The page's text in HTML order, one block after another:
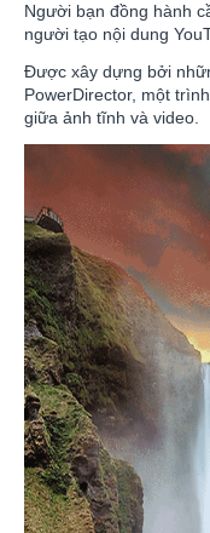
Người bạn đồng hành
người tạo nội dung
Được xây dựng bởi
PowerDirector, một
giữa ảnh tĩnh và video.